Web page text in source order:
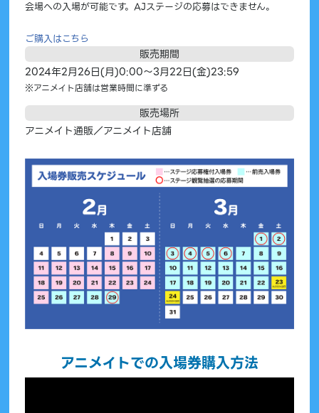
会場への入場が可能です。AJステージの応募はできません。
ご購入はこちら
販売期間
2024年2月26日(月)0:00～3月22日(金)23:59
※アニメイト店舗は営業時間に準ずる
販売場所
アニメイト通販／アニメイト店舗
アニメイトでの入場券購入方法